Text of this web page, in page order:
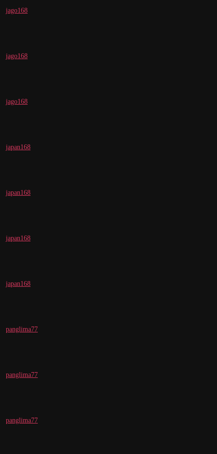
jago168
jago168
jago168
japan168
japan168
japan168
japan168
panglima77
panglima77
panglima77